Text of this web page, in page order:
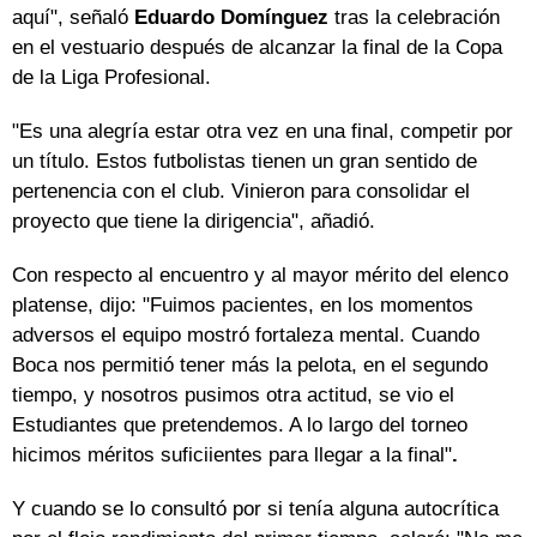
aquí", señaló Eduardo Domínguez tras la celebración
en el vestuario después de alcanzar la final de la Copa
de la Liga Profesional.
"Es una alegría estar otra vez en una final, competir por
un título. Estos futbolistas tienen un gran sentido de
pertenencia con el club. Vinieron para consolidar el
proyecto que tiene la dirigencia", añadió.
Con respecto al encuentro y al mayor mérito del elenco
platense, dijo: "Fuimos pacientes, en los momentos
adversos el equipo mostró fortaleza mental. Cuando
Boca nos permitió tener más la pelota, en el segundo
tiempo, y nosotros pusimos otra actitud, se vio el
Estudiantes que pretendemos. A lo largo del torneo
hicimos méritos suficiientes para llegar a la final".
Y cuando se lo consultó por si tenía alguna autocrítica